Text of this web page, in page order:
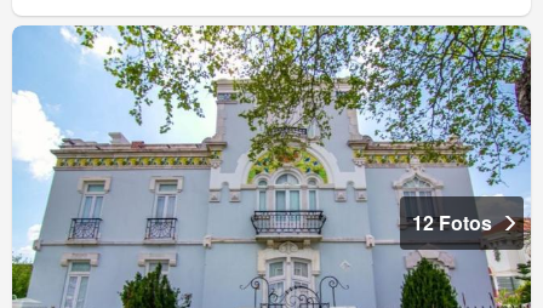
12 Fotos